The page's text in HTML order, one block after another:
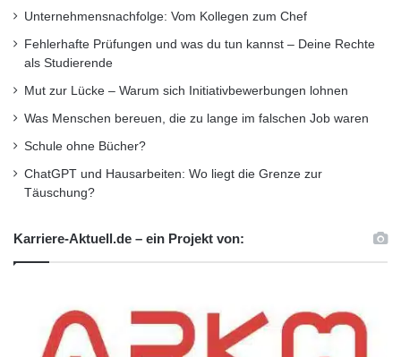
Unternehmensnachfolge: Vom Kollegen zum Chef
Fehlerhafte Prüfungen und was du tun kannst – Deine Rechte
als Studierende
Mut zur Lücke – Warum sich Initiativbewerbungen lohnen
Was Menschen bereuen, die zu lange im falschen Job waren
Schule ohne Bücher?
ChatGPT und Hausarbeiten: Wo liegt die Grenze zur
Täuschung?
Karriere-Aktuell.de – ein Projekt von: